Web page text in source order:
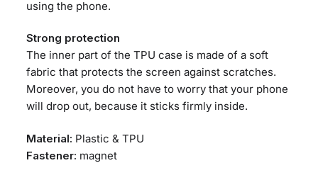
using the phone.
Strong protection
The inner part of the TPU case is made of a soft
fabric that protects the screen against scratches.
Moreover, you do not have to worry that your phone
will drop out, because it sticks firmly inside.
Material: Plastic & TPU
Fastener: magnet